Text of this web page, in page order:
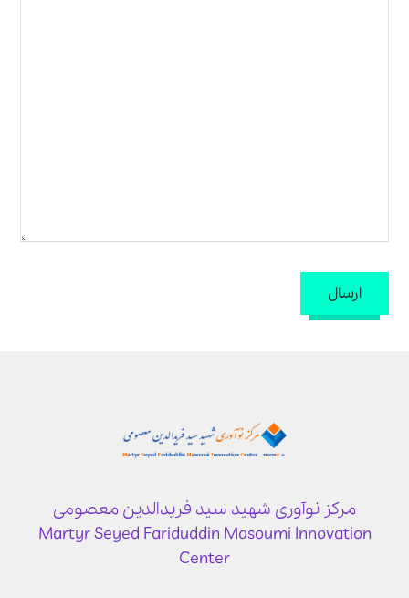
مرکز نوآوری شهید سید فریدالدین معصومی
Martyr Seyed Fariduddin Masoumi Innovation
Center